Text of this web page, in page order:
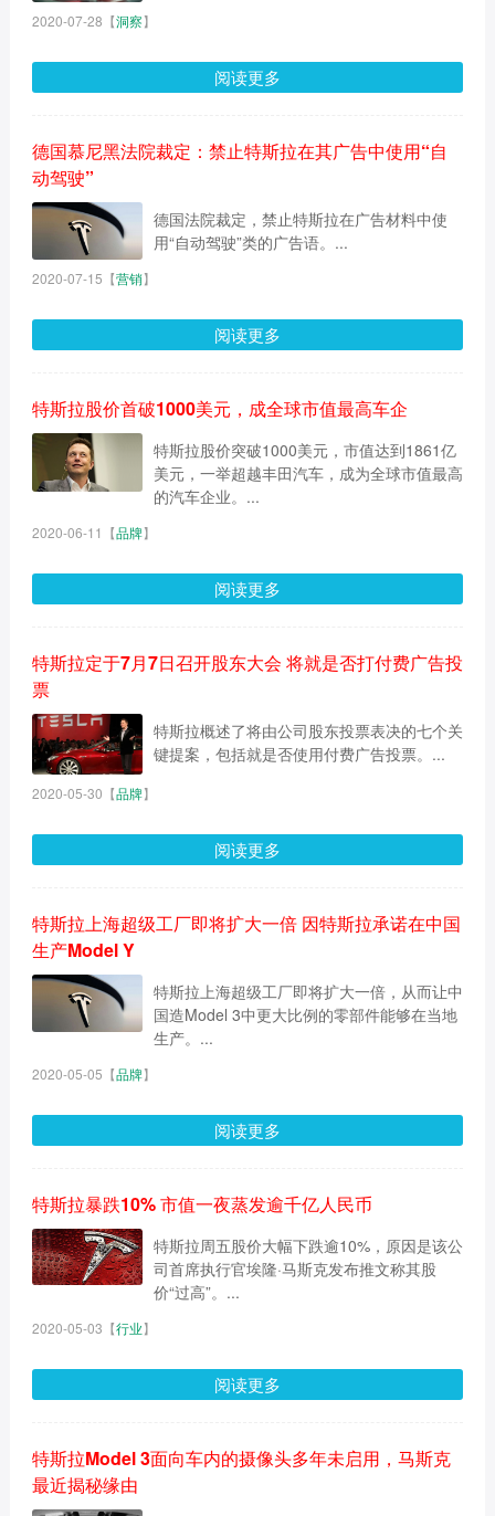
2020-07-28 【洞察】
阅读更多
德国慕尼黑法院裁定：禁止特斯拉在其广告中使用“自
动驾驶”
德国法院裁定，禁止特斯拉在广告材料中使
用“自动驾驶”类的广告语。...
2020-07-15 【营销】
阅读更多
特斯拉股价首破1000美元，成全球市值最高车企
特斯拉股价突破1000美元，市值达到1861亿
美元，一举超越丰田汽车，成为全球市值最高
的汽车企业。...
2020-06-11 【品牌】
阅读更多
特斯拉定于7月7日召开股东大会 将就是否打付费广告投
票
特斯拉概述了将由公司股东投票表决的七个关
键提案，包括就是否使用付费广告投票。...
2020-05-30 【品牌】
阅读更多
特斯拉上海超级工厂即将扩大一倍 因特斯拉承诺在中国
生产Model Y
特斯拉上海超级工厂即将扩大一倍，从而让中
国造Model 3中更大比例的零部件能够在当地
生产。...
2020-05-05 【品牌】
阅读更多
特斯拉暴跌10% 市值一夜蒸发逾千亿人民币
特斯拉周五股价大幅下跌逾10%，原因是该公
司首席执行官埃隆·马斯克发布推文称其股
价“过高”。...
2020-05-03 【行业】
阅读更多
特斯拉Model 3面向车内的摄像头多年未启用，马斯克
最近揭秘缘由